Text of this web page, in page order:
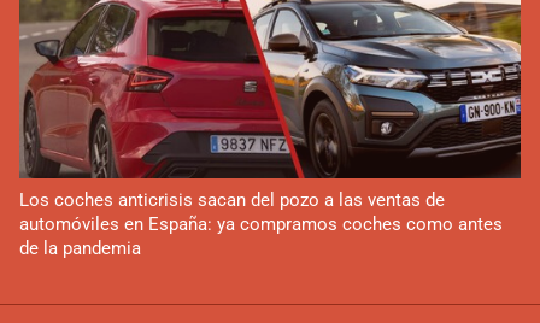
Los coches anticrisis sacan del pozo a las ventas de
automóviles en España: ya compramos coches como antes
de la pandemia